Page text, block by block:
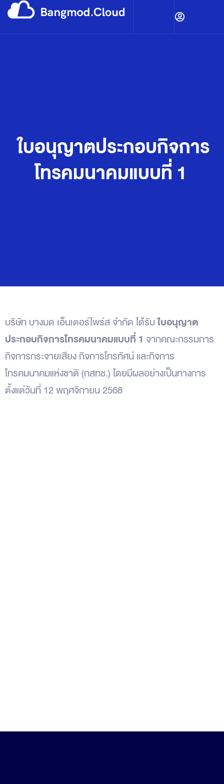
ใบอนุญาตประกอบกิจการ
โทรคมนาคมแบบที่ 1
บริษัท บางมด เอ็นเตอร์ไพร์ส จำกัด ได้รับใบอนุญาต
ประกอบกิจการโทรคมนาคมแบบที่ 1 จากคณะกรรมการ
กิจการกระจายเสียง กิจการโทรทัศน์ และกิจการ
โทรคมนาคมแห่งชาติ (กสทช.) โดยมีผลอย่างเป็นทางการ
ตั้งแต่วันที่ 12 พฤศจิกายน 2568